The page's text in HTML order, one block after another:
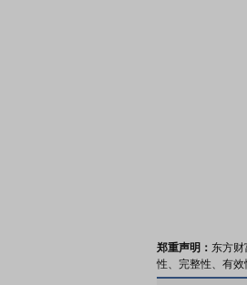
郑重声明： 东方
性、完整性、有